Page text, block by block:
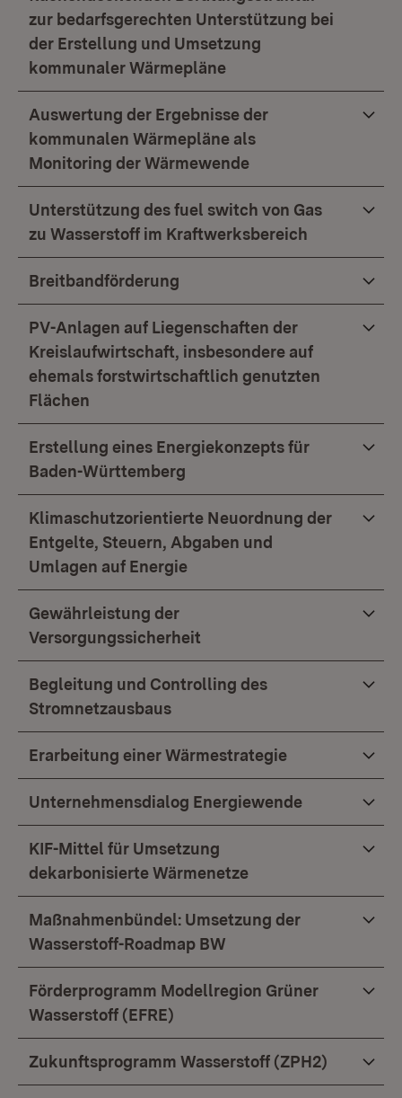
zur bedarfsgerechten Unterstützung bei
der Erstellung und Umsetzung
kommunaler Wärmepläne
Auswertung der Ergebnisse der
kommunalen Wärmepläne als
Monitoring der Wärmewende
Unterstützung des fuel switch von Gas
zu Wasserstoff im Kraftwerksbereich
Breitbandförderung
PV-Anlagen auf Liegenschaften der
Kreislaufwirtschaft, insbesondere auf
ehemals forstwirtschaftlich genutzten
Flächen
Erstellung eines Energiekonzepts für
Baden-Württemberg
Klimaschutzorientierte Neuordnung der
Entgelte, Steuern, Abgaben und
Umlagen auf Energie
Gewährleistung der
Versorgungssicherheit
Begleitung und Controlling des
Stromnetzausbaus
Erarbeitung einer Wärmestrategie
Unternehmensdialog Energiewende
KIF-Mittel für Umsetzung
dekarbonisierte Wärmenetze
Maßnahmenbündel: Umsetzung der
Wasserstoff-Roadmap BW
Förderprogramm Modellregion Grüner
Wasserstoff (EFRE)
Zukunftsprogramm Wasserstoff (ZPH2)